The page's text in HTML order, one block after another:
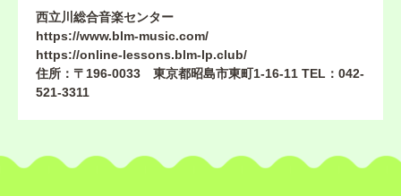
西立川総合音楽センター
https://www.blm-music.com/
https://online-lessons.blm-lp.club/
住所：〒196-0033 東京都昭島市東町1-16-11 TEL：042-
521-3311